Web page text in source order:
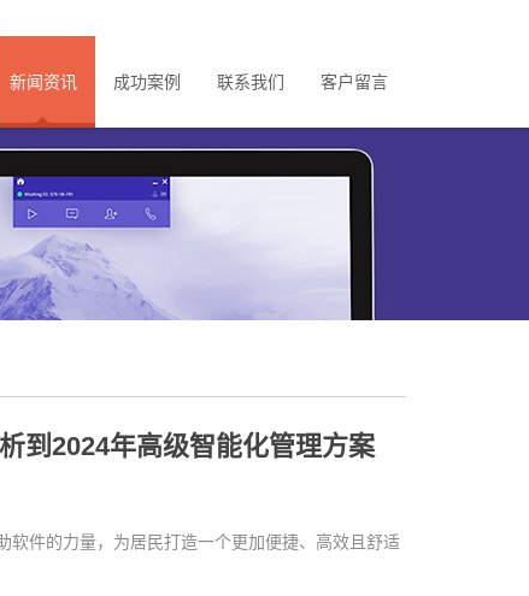
新闻资讯 成功案例 联系我们 客户留言
到2024年高级智能化管理方案
软件的力量，为居民打造一个更加便捷、高效且舒适